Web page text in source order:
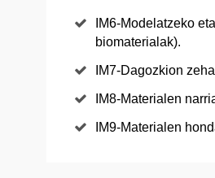
IM6-Modelatzeko
biomaterialak).
IM7-Dagozkion
IM8-Materialen
IM9-Materialen